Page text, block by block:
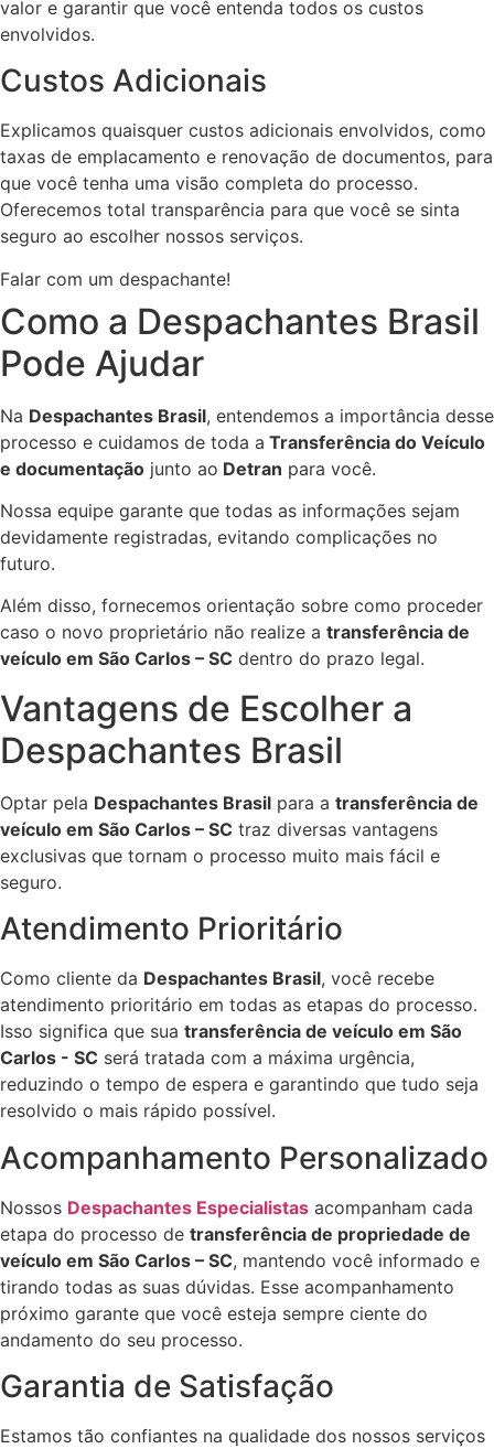
valor e garantir que você entenda todos os custos
envolvidos.
Custos Adicionais
Explicamos quaisquer custos adicionais envolvidos, como
taxas de emplacamento e renovação de documentos, para
que você tenha uma visão completa do processo.
Oferecemos total transparência para que você se sinta
seguro ao escolher nossos serviços.
Falar com um despachante!
Como a Despachantes Brasil
Pode Ajudar
Na Despachantes Brasil, entendemos a importância desse
processo e cuidamos de toda a Transferência do Veículo
e documentação junto ao Detran para você.
Nossa equipe garante que todas as informações sejam
devidamente registradas, evitando complicações no
futuro.
Além disso, fornecemos orientação sobre como proceder
caso o novo proprietário não realize a transferência de
veículo em São Carlos – SC dentro do prazo legal.
Vantagens de Escolher a
Despachantes Brasil
Optar pela Despachantes Brasil para a transferência de
veículo em São Carlos – SC traz diversas vantagens
exclusivas que tornam o processo muito mais fácil e
seguro.
Atendimento Prioritário
Como cliente da Despachantes Brasil, você recebe
atendimento prioritário em todas as etapas do processo.
Isso significa que sua transferência de veículo em São
Carlos - SC será tratada com a máxima urgência,
reduzindo o tempo de espera e garantindo que tudo seja
resolvido o mais rápido possível.
Acompanhamento Personalizado
Nossos Despachantes Especialistas acompanham cada
etapa do processo de transferência de propriedade de
veículo em São Carlos – SC, mantendo você informado e
tirando todas as suas dúvidas. Esse acompanhamento
próximo garante que você esteja sempre ciente do
andamento do seu processo.
Garantia de Satisfação
Estamos tão confiantes na qualidade dos nossos serviços